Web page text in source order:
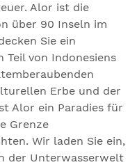
Alor ist die
über 90 Inseln im
Sie ein
von Indonesiens
Erbe und der
Alor ein Paradies für
Grenze
Wir laden Sie ein,
der Unterwasserwelt